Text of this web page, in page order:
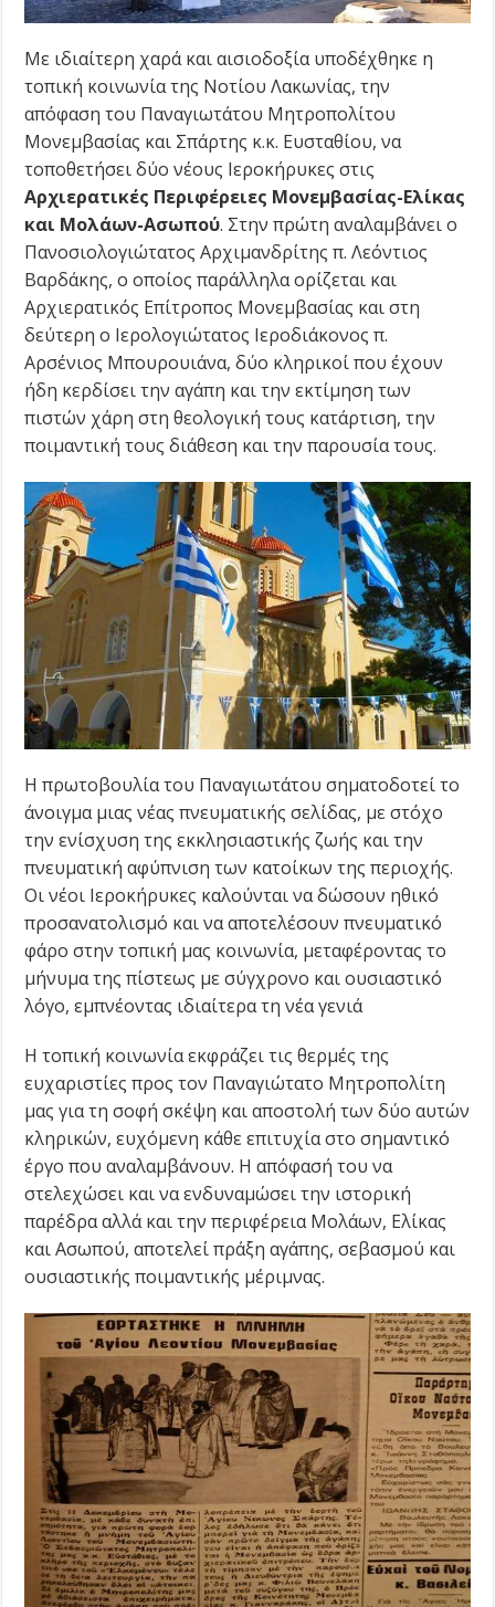
Με ιδιαίτερη χαρά και αισιοδοξία υποδέχθηκε η
τοπική κοινωνία της Νοτίου Λακωνίας, την
απόφαση του Παναγιωτάτου Μητροπολίτου
Μονεμβασίας και Σπάρτης κ.κ. Ευσταθίου, να
τοποθετήσει δύο νέους Ιεροκήρυκες στις
Αρχιερατικές Περιφέρειες Μονεμβασίας-Ελίκας
και Μολάων-Ασωπού. Στην πρώτη αναλαμβάνει ο
Πανοσιολογιώτατος Αρχιμανδρίτης π. Λεόντιος
Βαρδάκης, ο οποίος παράλληλα ορίζεται και
Αρχιερατικός Επίτροπος Μονεμβασίας και στη
δεύτερη ο Ιερολογιώτατος Ιεροδιάκονος π.
Αρσένιος Μπουρουιάνα, δύο κληρικοί που έχουν
ήδη κερδίσει την αγάπη και την εκτίμηση των
πιστών χάρη στη θεολογική τους κατάρτιση, την
ποιμαντική τους διάθεση και την παρουσία τους.
Η πρωτοβουλία του Παναγιωτάτου σηματοδοτεί το
άνοιγμα μιας νέας πνευματικής σελίδας, με στόχο
την ενίσχυση της εκκλησιαστικής ζωής και την
πνευματική αφύπνιση των κατοίκων της περιοχής.
Οι νέοι Ιεροκήρυκες καλούνται να δώσουν ηθικό
προσανατολισμό και να αποτελέσουν πνευματικό
φάρο στην τοπική μας κοινωνία, μεταφέροντας το
μήνυμα της πίστεως με σύγχρονο και ουσιαστικό
λόγο, εμπνέοντας ιδιαίτερα τη νέα γενιά
Η τοπική κοινωνία εκφράζει τις θερμές της
ευχαριστίες προς τον Παναγιώτατο Μητροπολίτη
μας για τη σοφή σκέψη και αποστολή των δύο αυτών
κληρικών, ευχόμενη κάθε επιτυχία στο σημαντικό
έργο που αναλαμβάνουν. Η απόφασή του να
στελεχώσει και να ενδυναμώσει την ιστορική
παρέδρα αλλά και την περιφέρεια Μολάων, Ελίκας
και Ασωπού, αποτελεί πράξη αγάπης, σεβασμού και
ουσιαστικής ποιμαντικής μέριμνας.